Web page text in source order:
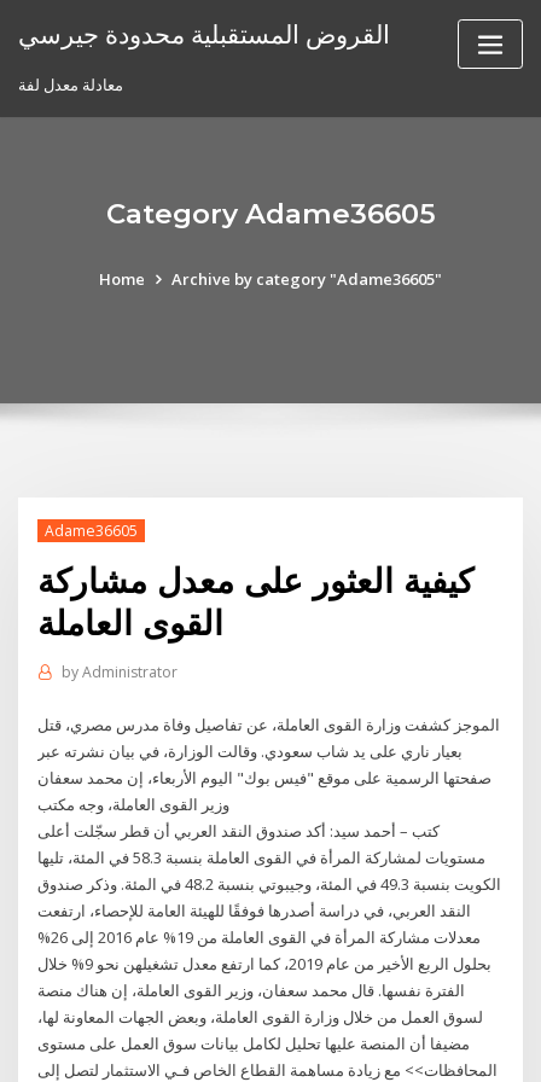
القروض المستقبلية محدودة جيرسي
معادلة معدل لفة
Category Adame36605
Home Archive by category "Adame36605"
Adame36605
كيفية العثور على معدل مشاركة
القوى العاملة
byAdministrator
الموجز كشفت وزارة القوى العاملة، عن تفاصيل وفاة مدرس مصري، قتل
بعيار ناري على يد شاب سعودي. وقالت الوزارة، في بيان نشرته عبر
صفحتها الرسمية على موقع "فيس بوك" اليوم الأربعاء، إن محمد سعفان
وزير القوى العاملة، وجه مكتب
كتب – أحمد سيد: أكد صندوق النقد العربي أن قطر سجّلت أعلى
مستويات لمشاركة المرأة في القوى العاملة بنسبة 58.3 في المئة، تليها
الكويت بنسبة 49.3 في المئة، وجيبوتي بنسبة 48.2 في المئة. وذكر صندوق
النقد العربي، في دراسة أصدرها فوفقًا للهيئة العامة للإحصاء، ارتفعت
معدلات مشاركة المرأة في القوى العاملة من 19% عام 2016 إلى 26%
بحلول الربع الأخير من عام 2019، كما ارتفع معدل تشغيلهن نحو 9% خلال
الفترة نفسها. قال محمد سعفان، وزير القوى العاملة، إن هناك منصة
لسوق العمل من خلال وزارة القوى العاملة، وبعض الجهات المعاونة لها،
مضيفا أن المنصة عليها تحليل لكامل بيانات سوق العمل على مستوى
المحافظات>> مع زيادة مساهمة القطاع الخاص فـي الاستثمار لتصل إلى